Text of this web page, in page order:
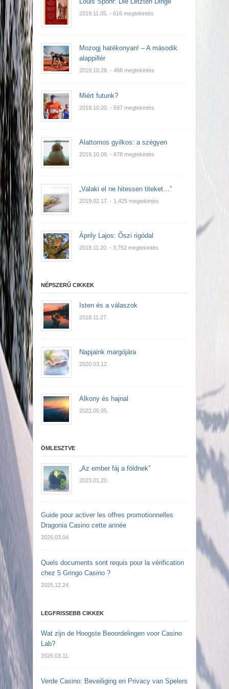
2019.11.05. - 616 megtekintés
Mozogj hatékonyan! – A második
alappillér
2019.10.28. - 468 megtekintés
Miért futunk?
2019.10.20. - 597 megtekintés
Alattomos gyilkos: a szégyen
2019.10.08. - 878 megtekintés
„Valaki el ne hitessen titeket…”
2019.02.17. - 1,425 megtekintés
Áprily Lajos: Őszi rigódal
2018.11.20. - 3,752 megtekintés
NÉPSZERŰ CIKKEK
Isten és a válaszok
2018.11.27.
Napjaink margójára
2020.03.12.
Alkony és hajnal
2022.05.05.
ÖMLESZTVE
„Az ember fáj a földnek”
2023.01.20.
Guide pour activer les offres promotionnelles
Dragonia Casino cette année
2026.03.04.
Quels documents sont requis pour la vérification
chez 5 Gringo Casino ?
2025.12.24.
LEGFRISSEBB CIKKEK
Wat zijn de Hoogste Beoordelingen voor Casino
Lab?
2026.03.11.
Verde Casino: Beveiliging en Privacy van Spelers